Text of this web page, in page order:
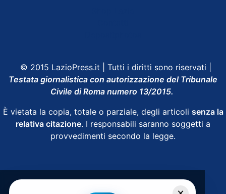
© 2015 LazioPress.it | Tutti i diritti sono riservati |
Testata giornalistica con autorizzazione del Tribunale
Civile di Roma numero 13/2015.
È vietata la copia, totale o parziale, degli articoli senza la
relativa citazione. I responsabili saranno soggetti a
provvedimenti secondo la legge.